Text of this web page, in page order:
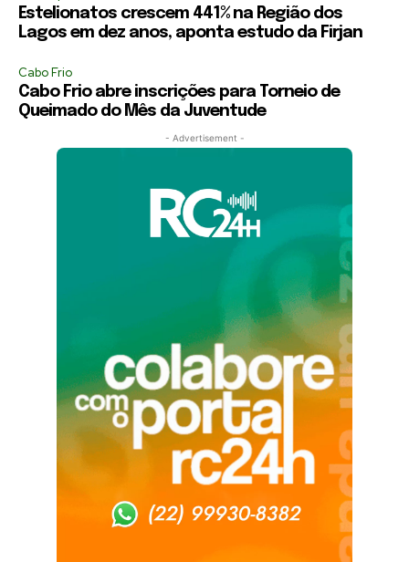
Estelionatos crescem 441% na Região dos
Lagos em dez anos, aponta estudo da Firjan
Cabo Frio
Cabo Frio abre inscrições para Torneio de
Queimado do Mês da Juventude
- Advertisement -